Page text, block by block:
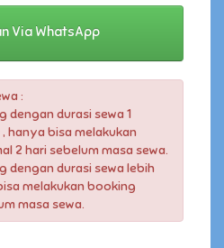
Via WhatsApp
:
dengan durasi sewa 1
hanya bisa melakukan
2 hari sebelum masa sewa.
dengan durasi sewa lebih
melakukan booking
masa sewa.